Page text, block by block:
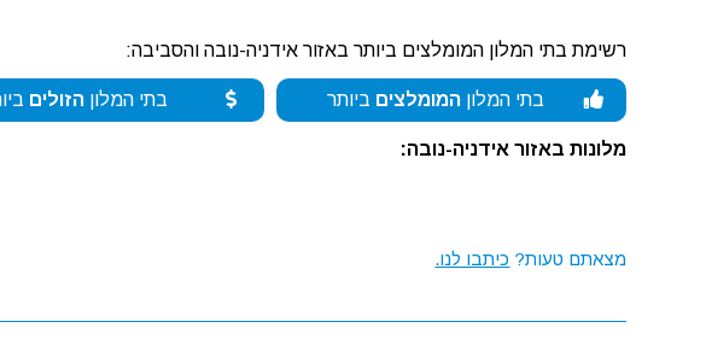
רשימת בתי המלון המומלצים ביותר באזור אידניה-נובה והסביבה:
בתי המלון המומלצים ביותר בתי המלוןהזולים
מלונות באזור אידניה-נובה:
מצאתם טעות? כיתבו לנו.